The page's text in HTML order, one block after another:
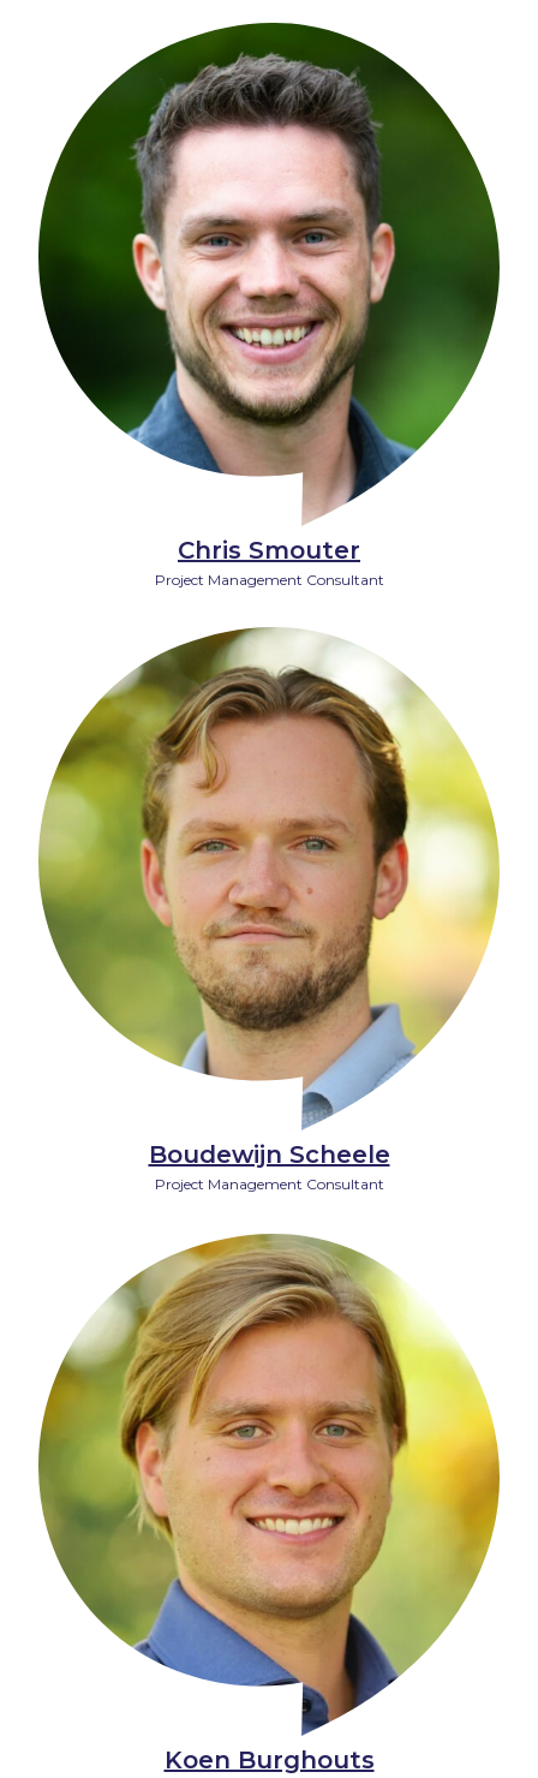
Chris Smouter
Project Management Consultant
Boudewijn Scheele
Project Management Consultant
Koen Burghouts